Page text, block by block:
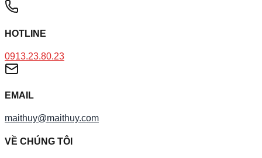
HOTLINE
0913.23.80.23
EMAIL
maithuy@maithuy.com
VỀ CHÚNG TÔI